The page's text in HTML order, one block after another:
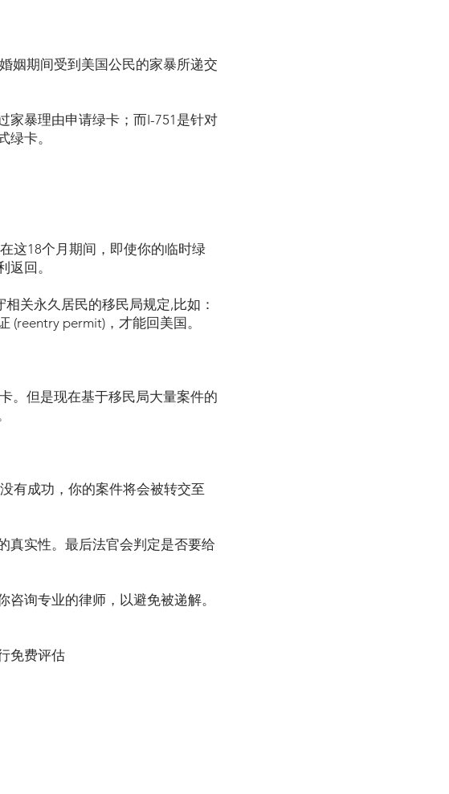
姻期间受到美国公民的家暴所递交
家暴理由申请绿卡；而I-751是针对
卡。
这18个月期间，即使你的临时绿
回。
关永久居民的移民局规定,比如：
(reentry permit)，才能回美国。
。但是现在基于移民局大量案件的
有成功，你的案件将会被转交至
真实性。最后法官会判定是否要给
询专业的律师，以避免被递解。
免费评估